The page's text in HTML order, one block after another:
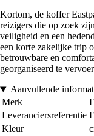
Kortom, de koffer
reizigers die op zoek
veiligheid en een
een korte zakelijke trip
betrouwbare en
georganiseerd te
Aanvullende
Merk
Leveranciersreferentie
Kleur